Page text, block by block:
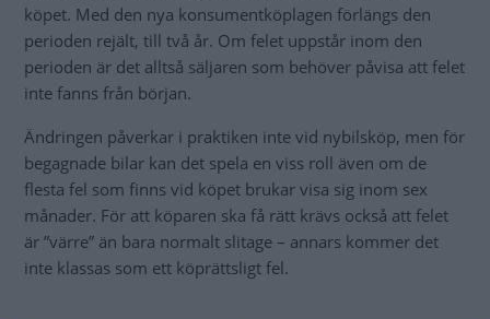
köpet. Med den nya konsumentköplagen förlängs den
perioden rejält, till två år. Om felet uppstår inom den
perioden är det alltså säljaren som behöver påvisa att felet
inte fanns från början.
Ändringen påverkar i praktiken inte vid nybilsköp, men för
begagnade bilar kan det spela en viss roll även om de
flesta fel som finns vid köpet brukar visa sig inom sex
månader. För att köparen ska få rätt krävs också att felet
är ”värre” än bara normalt slitage – annars kommer det
inte klassas som ett köprättsligt fel.